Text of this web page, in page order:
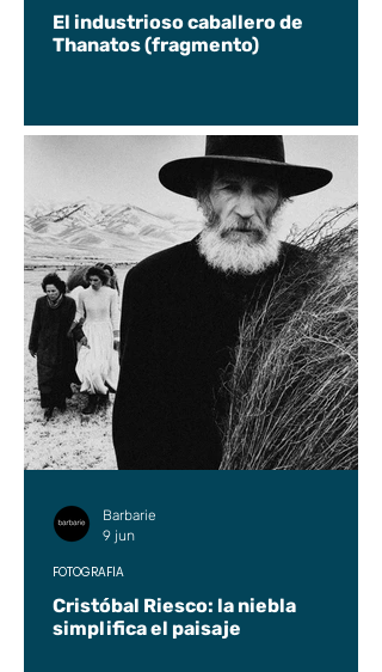
El industrioso caballero de
Thanatos (fragmento)
Cristóbal Riesco: la niebla
simplifica el paisaje
FOTOGRAFÍA
Barbarie
9 jun